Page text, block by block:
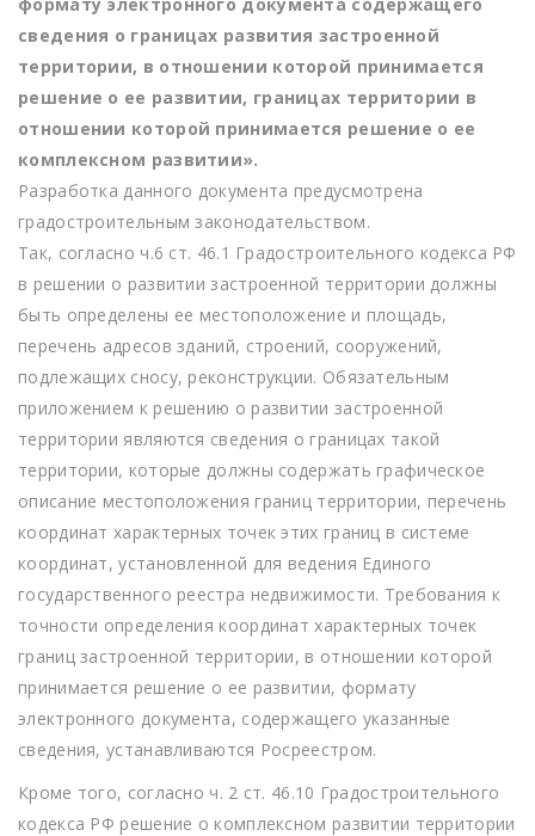
сведения о границах развития застроенной
территории, в отношении которой принимается
решение о ее развитии, границах территории в
отношении которой принимается решение о ее
комплексном развитии».
Разработка данного документа предусмотрена
градостроительным законодательством.
Так, согласно ч.6 ст. 46.1 Градостроительного кодекса РФ
в решении о развитии застроенной территории должны
быть определены ее местоположение и площадь,
перечень адресов зданий, строений, сооружений,
подлежащих сносу, реконструкции. Обязательным
приложением к решению о развитии застроенной
территории являются сведения о границах такой
территории, которые должны содержать графическое
описание местоположения границ территории, перечень
координат характерных точек этих границ в системе
координат, установленной для ведения Единого
государственного реестра недвижимости. Требования к
точности определения координат характерных точек
границ застроенной территории, в отношении которой
принимается решение о ее развитии, формату
электронного документа, содержащего указанные
сведения, устанавливаются Росреестром.
Кроме того, согласно ч. 2 ст. 46.10 Градостроительного
кодекса РФ решение о комплексном развитии территории